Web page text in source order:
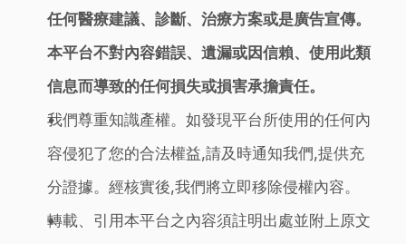
任何醫療建議、診斷、治療方案或是廣告宣傳。
本平台不對內容錯誤、遺漏或因信賴、使用此類
信息而導致的任何損失或損害承擔責任。
我們尊重知識產權。如發現平台所使用的任何內
容侵犯了您的合法權益,請及時通知我們,提供充
分證據。經核實後,我們將立即移除侵權內容。
轉載、引用本平台之內容須註明出處並附上原文